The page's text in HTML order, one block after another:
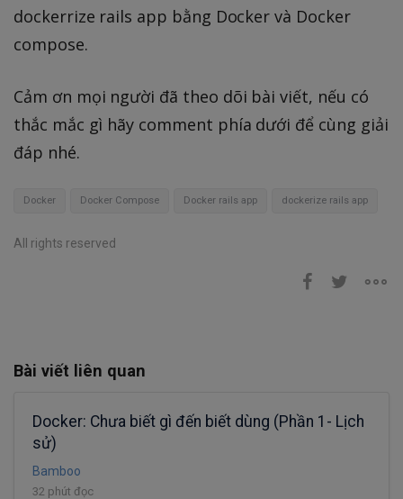
dockerrize rails app bằng Docker và Docker
compose.
Cảm ơn mọi người đã theo dõi bài viết, nếu có
thắc mắc gì hãy comment phía dưới để cùng giải
đáp nhé.
Docker Docker Compose Docker rails app dockerize rails app
All rights reserved
Bài viết liên quan
Docker: Chưa biết gì đến biết dùng (Phần 1- Lịch
sử)
Bamboo
32 phút đọc